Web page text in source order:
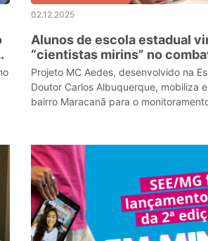
02.12.2025
Alunos de escola estadual
“cientistas mirins” no
mosquito da dengue
Projeto MC Aedes, desenvolvido na
Doutor Carlos Albuquerque, mobiliza
bairro Maracanã para o